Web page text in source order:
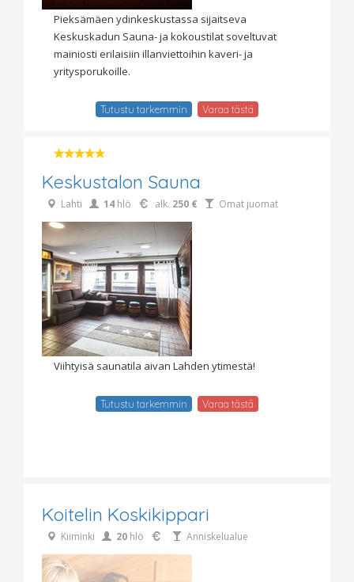
Pieksämäen ydinkeskustassa sijaitseva
Keskuskadun Sauna- ja kokoustilat soveltuvat
mainiosti erilaisiin illanviettoihin kaveri- ja
yritysporukoille.
Tutustu tarkemmin Varaa tästä
Keskustalon Sauna
Lahti 14 hlö alk. 250 € Omat juomat
Viihtyisä saunatila aivan Lahden ytimestä!
Tutustu tarkemmin Varaa tästä
Koitelin Koskikippari
Kiiminki 20 hlö Anniskelualue